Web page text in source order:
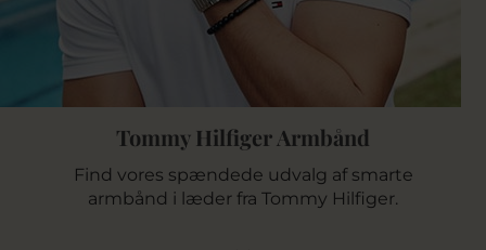
Tommy Hilfiger Armbånd
Find vores spændede udvalg af smarte
armbånd i læder fra Tommy Hilfiger.